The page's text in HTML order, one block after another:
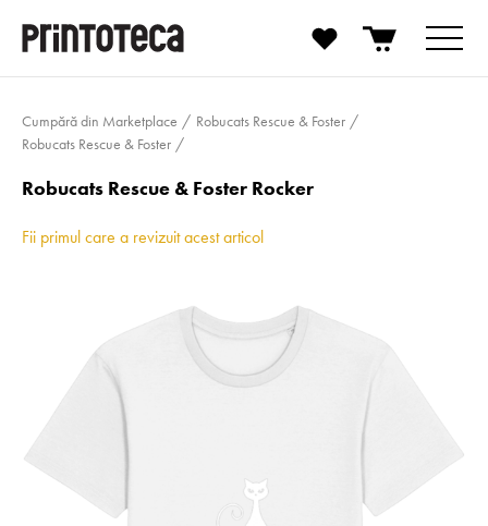
Cumpără din Marketplace
Robucats Rescue & Foster
Robucats Rescue & Foster
Robucats Rescue & Foster Rocker
Fii primul care a revizuit acest articol